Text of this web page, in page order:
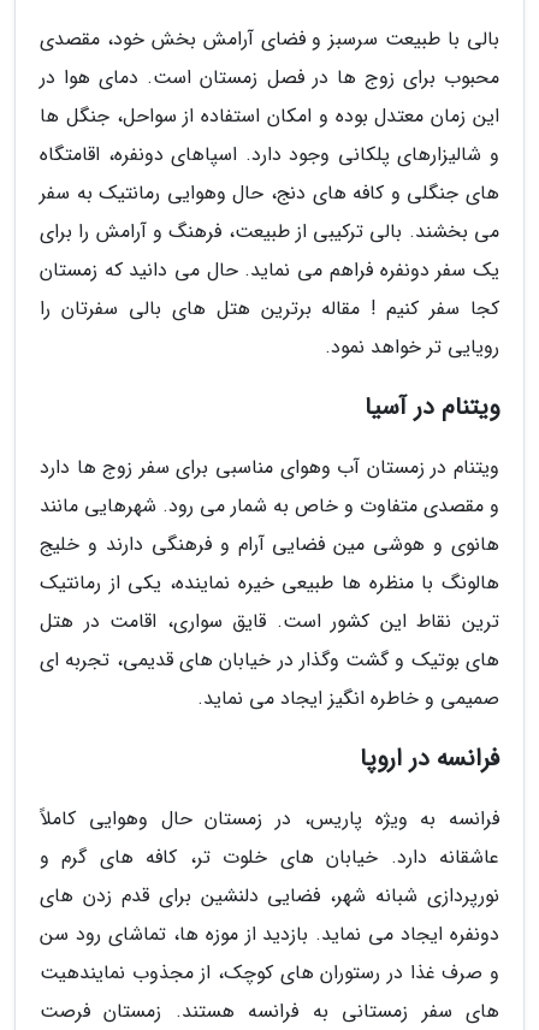
بالی با طبیعت سرسبز و فضای آرامش بخش خود، مقصدی
محبوب برای زوج ها در فصل زمستان است. دمای هوا در
این زمان معتدل بوده و امکان استفاده از سواحل، جنگل ها
و شالیزارهای پلکانی وجود دارد. اسپاهای دونفره، اقامتگاه
های جنگلی و کافه های دنج، حال وهوایی رمانتیک به سفر
می بخشند. بالی ترکیبی از طبیعت، فرهنگ و آرامش را برای
یک سفر دونفره فراهم می نماید. حال می دانید که زمستان
کجا سفر کنیم ! مقاله برترین هتل های بالی سفرتان را
رویایی تر خواهد نمود.
ویتنام در آسیا
ویتنام در زمستان آب وهوای مناسبی برای سفر زوج ها دارد
و مقصدی متفاوت و خاص به شمار می رود. شهرهایی مانند
هانوی و هوشی مین فضایی آرام و فرهنگی دارند و خلیج
هالونگ با منظره ها طبیعی خیره نماینده، یکی از رمانتیک
ترین نقاط این کشور است. قایق سواری، اقامت در هتل
های بوتیک و گشت وگذار در خیابان های قدیمی، تجربه ای
صمیمی و خاطره انگیز ایجاد می نماید.
فرانسه در اروپا
فرانسه به ویژه پاریس، در زمستان حال وهوایی کاملاً
عاشقانه دارد. خیابان های خلوت تر، کافه های گرم و
نورپردازی شبانه شهر، فضایی دلنشین برای قدم زدن های
دونفره ایجاد می نماید. بازدید از موزه ها، تماشای رود سن
و صرف غذا در رستوران های کوچک، از مجذوب نمایندهیت
های سفر زمستانی به فرانسه هستند. زمستان فرصت